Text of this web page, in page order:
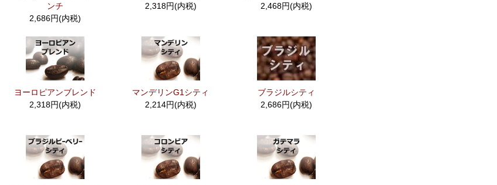
ンチ
2,686円(内税)
2,318円(内税)
2,468円(内税)
ヨーロピアンブレンド
2,318円(内税)
マンデリンG1シティ
2,214円(内税)
ブラジルシティ
2,686円(内税)